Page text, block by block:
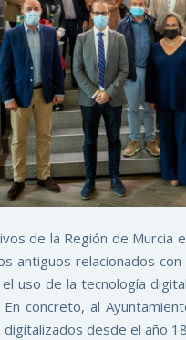
de la Región de Murcia
antiguos relacionados
uso de la tecnología
concreto, al
desde el año